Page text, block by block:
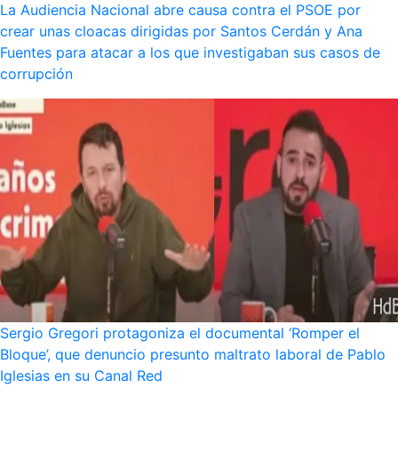
La Audiencia Nacional abre causa contra el PSOE por
crear unas cloacas dirigidas por Santos Cerdán y Ana
Fuentes para atacar a los que investigaban sus casos de
corrupción
Sergio Gregori protagoniza el documental ‘Romper el
Bloque’, que denuncio presunto maltrato laboral de Pablo
Iglesias en su Canal Red